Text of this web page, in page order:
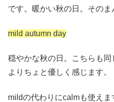
です。暖かい秋の日。そのま
mild autumn day
穏やかな秋の日。こちらも
よりちょと優しく感じます。
mildの代わりにcalmも使え